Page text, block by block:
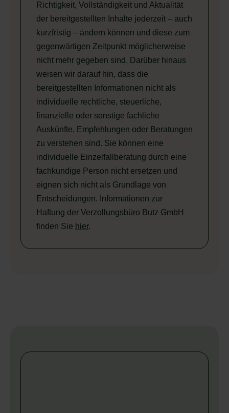
Richtigkeit, Vollständigkeit und Aktualität
der bereitgestellten Inhalte jederzeit – auch
kurzfristig – ändern können und diese zum
gegenwärtigen Zeitpunkt möglicherweise
nicht mehr gegeben sind. Darüber hinaus
weisen wir darauf hin, dass die
bereitgestellten Informationen nicht als
individuelle rechtliche, steuerliche,
finanzielle oder sonstige fachliche
Auskünfte, Empfehlungen oder Beratungen
zu verstehen sind. Sie können eine
individuelle Einzelfallberatung durch eine
fachkundige Person nicht ersetzen und
eignen sich nicht als Grundlage von
Entscheidungen. Informationen zur
Haftung der Verzollungsbüro Butz GmbH
finden Sie hier.